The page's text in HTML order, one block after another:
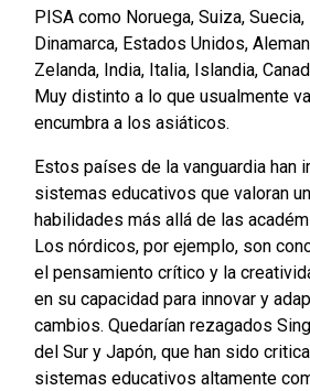
PISA como Noruega, Suiza,
Dinamarca, Estados Unidos,
Zelanda, India, Italia, Islandia,
Muy distinto a lo que usualmente
encumbra a los asiáticos.
Estos países de la vanguardia han
sistemas educativos que valoran
habilidades más allá de las
Los nórdicos, por ejemplo, son
el pensamiento crítico y la
en su capacidad para innovar y
cambios. Quedarían rezagados
del Sur y Japón, que han sido
sistemas educativos altamente